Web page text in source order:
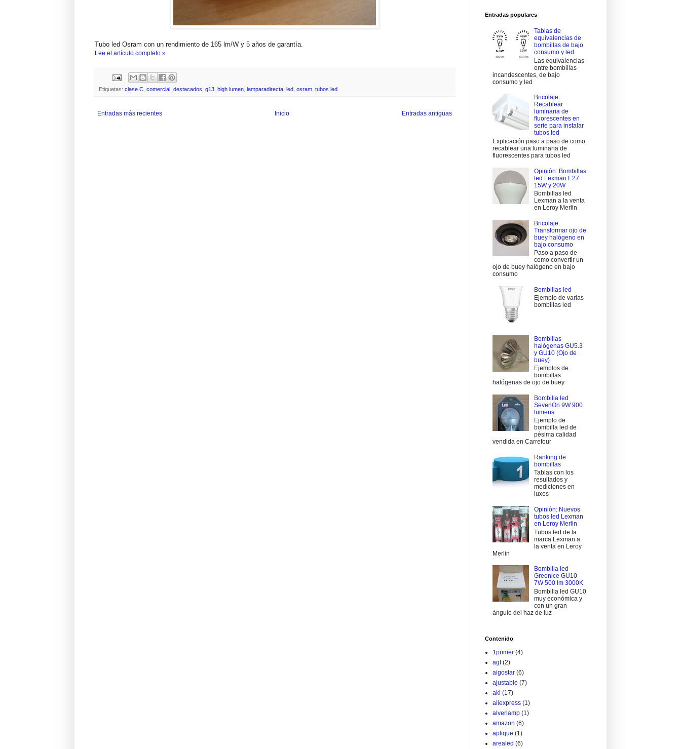
Tubo led Osram con un rendimiento de 165 lm/W y 5 años de garantía.
Lee el artículo completo »
Etiquetas: clase C comercial destacados g13 high lumen lamparadirecta led osram tubos led
Entradas más recientes Entradas antiguas
Inicio
Entradas populares
Tablas de
equivalencias de
bombillas de bajo
consumo y led
Las equivalencias
entre bombillas
incandescentes, de bajo
consumo y led
Bricolaje:
Recablear
luminaria de
fluorescentes en
serie para instalar
tubos led
Explicación paso a paso de como
recablear una luminaria de
fluorescentes para tubos led
Opinión: Bombillas
led Lexman E27
15W y 20W
Bombillas led
Lexman a la venta
en Leroy Merlin
Bricolaje:
Transformar ojo de
buey halógeno en
bajo consumo
Paso a paso de
como convertir un
ojo de buey halógeno en bajo
consumo
Bombillas led
Ejemplo de varias
bombillas led
Bombillas
halógenas GU5.3
y GU10 (Ojo de
buey)
Ejemplos de
bombillas
halógenas de ojo de buey
Bombilla led
SevenOn 9W 900
lumens
Ejemplo de
bombilla led de
pésima calidad
vendida en Carrefour
Ranking de
bombillas
Tablas con los
resultados y
mediciones en
luxes
Opinión: Nuevos
tubos led Lexman
en Leroy Merlin
Tubos led de la
marca Lexman a
la venta en Leroy
Merlin
Bombilla led
Greenice GU10
7W 500 lm 3000K
Bombilla led GU10
muy económica y
con un gran
ángulo del haz de luz
Contenido
1primer (4)
agt (2)
aigostar (6)
ajustable (7)
aki (17)
aliexpress (1)
alverlamp (1)
amazon (6)
aplique (1)
arealed (6)